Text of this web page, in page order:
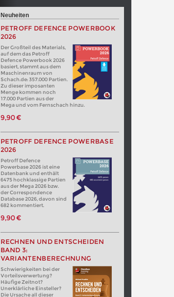
Neuheiten
PETROFF DEFENCE POWERBOOK
2026
Der Großteil des Materials,
auf dem das Petroff
Defence Powerbook 2026
basiert, stammt aus dem
Maschinenraum von
Schach.de: 357.000 Partien.
Zu dieser imposanten
Menge kommen noch
17.000 Partien aus der
Mega und vom Fernschach hinzu.
9,90 €
PETROFF DEFENCE POWERBASE
2026
Petroff Defence
Powerbase 2026 ist eine
Datenbank und enthält
6475 hochklassige Partien
aus der Mega 2026 bzw.
der Correspondence
Database 2026, davon sind
682 kommentiert.
9,90 €
RECHNEN UND ENTSCHEIDEN
BAND 3:
VARIANTENBERECHNUNG
Schwierigkeiten bei der
Vorteilsverwertung?
Häufige Zeitnot?
Unerklärliche Einsteller?
Die Ursache all dieser